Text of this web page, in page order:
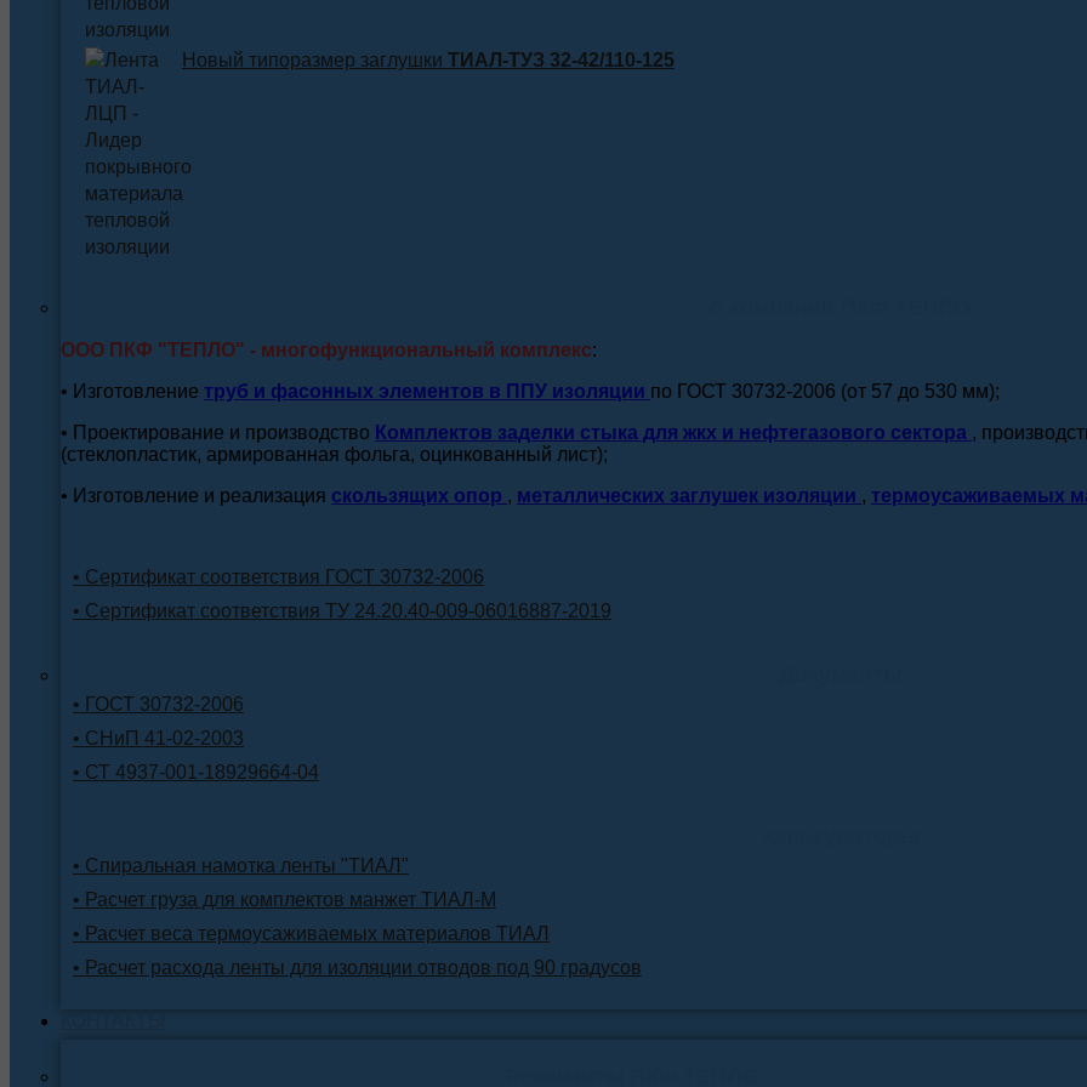
Новый типоразмер заглушки ТИАЛ-ТУЗ 32-42/110-125
ООО ПКФ "ТЕПЛО" - многофункциональный комплекс:
• Изготовление труб и фасонных элементов в ППУ изоляции по ГОСТ 30732-2006 (от 57 до 530 мм);
• Проектирование и производство Комплектов заделки стыка для жкх и нефтегазового сектора ,
(стеклопластик, армированная фольга, оцинкованный лист);
• Изготовление и реализация скользящих опор , металлических заглушек изоляции , термоусаживаемых
• Сертификат соответствия ГОСТ 30732-2006
• Сертификат соответствия ТУ 24.20.40-009-06016887-2019
• ГОСТ 30732-2006
• СНиП 41-02-2003
• СТ 4937-001-18929664-04
• Спиральная намотка ленты "ТИАЛ"
• Расчет груза для комплектов манжет ТИАЛ-М
• Расчет веса термоусаживаемых материалов ТИАЛ
• Расчет расхода ленты для изоляции отводов под 90 градусов